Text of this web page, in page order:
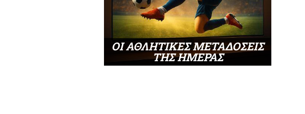
ΟΙ ΑΘΛΗΤΙΚΕΣ ΜΕΤΑΔΟΣΕΙΣ
ΤΗΣ ΗΜΕΡΑΣ